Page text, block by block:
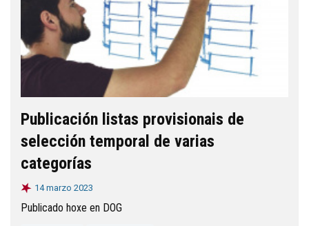
Publicación listas provisionais de
selección temporal de varias
categorías
14 marzo 2023
Publicado hoxe en DOG